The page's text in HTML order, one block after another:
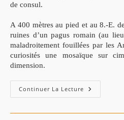
de consul.
A 400 mètres au pied et au 8.-E.
ruines d’un pagus romain (au
maladroitement fouillées par les
curiosités une mosaïque sur
dimension.
Continuer La Lecture